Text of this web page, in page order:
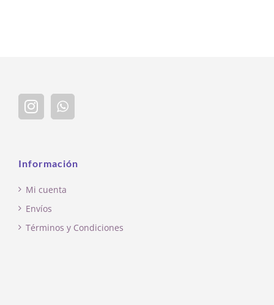
Información
Mi cuenta
Envíos
Términos y Condiciones